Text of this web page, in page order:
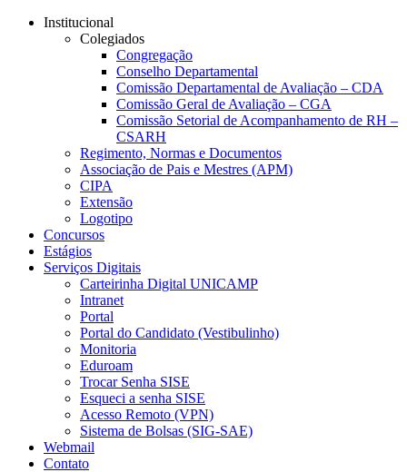
Conteúdo principal
Institucional
Colegiados
Congregação
Conselho Departamental
Comissão Departamental de Avaliação – CDA
Comissão Geral de Avaliação – CGA
Comissão Setorial de Acompanhamento de RH –
CSARH
Regimento, Normas e Documentos
Associação de Pais e Mestres (APM)
CIPA
Extensão
Logotipo
Concursos
Estágios
Serviços Digitais
Carteirinha Digital UNICAMP
Intranet
Portal
Portal do Candidato (Vestibulinho)
Monitoria
Eduroam
Trocar Senha SISE
Esqueci a senha SISE
Acesso Remoto (VPN)
Sistema de Bolsas (SIG-SAE)
Webmail
Contato